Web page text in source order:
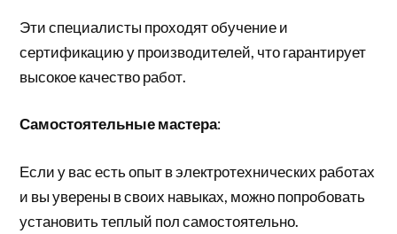
Эти специалисты проходят обучение и
сертификацию у производителей, что гарантирует
высокое качество работ.
Самостоятельные мастера:
Если у вас есть опыт в электротехнических работах
и вы уверены в своих навыках, можно попробовать
установить теплый пол самостоятельно.